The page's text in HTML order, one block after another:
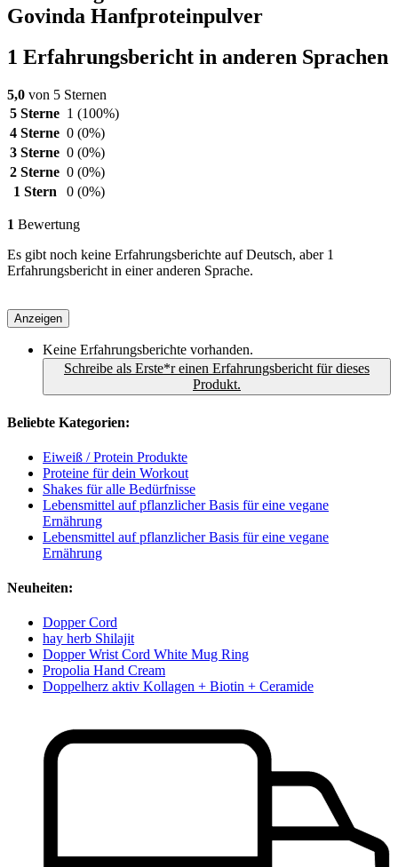
Govinda Hanfproteinpulver
1 Erfahrungsbericht in anderen Sprachen
5,0 von 5 Sternen
5 Sterne 1 (100%)
4 Sterne 0 (0%)
3 Sterne 0 (0%)
2 Sterne 0 (0%)
1 Stern
0 (0%)
1 Bewertung
Es gibt noch keine Erfahrungsberichte auf Deutsch, aber 1
Erfahrungsbericht in einer anderen Sprache.
Anzeigen
Keine Erfahrungsberichte vorhanden.
Schreibe als Erste*r einen Erfahrungsbericht für dieses
Produkt.
Beliebte Kategorien:
Eiweiß / Protein Produkte
Proteine für dein Workout
Shakes für alle Bedürfnisse
Lebensmittel auf pflanzlicher Basis für eine vegane
Ernährung
Lebensmittel auf pflanzlicher Basis für eine vegane
Ernährung
Neuheiten:
Dopper Cord
hay herb Shilajit
Dopper Wrist Cord White Mug Ring
Propolia Hand Cream
Doppelherz aktiv Kollagen + Biotin + Ceramide